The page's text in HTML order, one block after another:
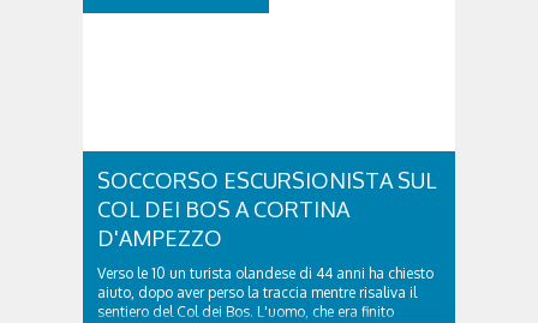
SOCCORSO ESCURSIONISTA SUL
COL DEI BOS A CORTINA
D'AMPEZZO
Verso le 10 un turista olandese di 44 anni ha chiesto
aiuto, dopo aver perso la traccia mentre risaliva il
sentiero del Col dei Bos. L'uomo, che era finito